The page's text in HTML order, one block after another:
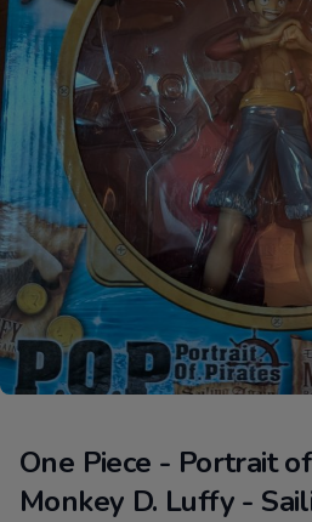
One Piece - Portrait
Monkey D. Luffy -